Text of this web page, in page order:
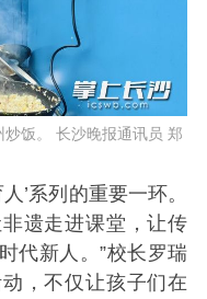
饭。 长沙晚报通讯员 郑
’系列的重要一环。
遗走进课堂，让传
代新人。”校长罗瑞
，不仅让孩子们在